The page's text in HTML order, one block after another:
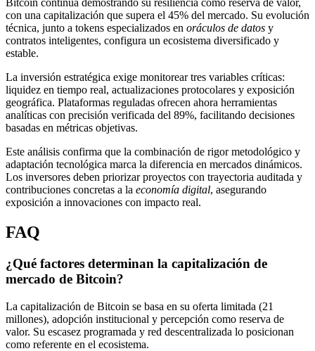
Bitcoin continúa demostrando su resiliencia como reserva de valor,
con una capitalización que supera el 45% del mercado. Su evolución
técnica, junto a tokens especializados en oráculos de datos y
contratos inteligentes, configura un ecosistema diversificado y
estable.
La inversión estratégica exige monitorear tres variables críticas:
liquidez en tiempo real, actualizaciones protocolares y exposición
geográfica. Plataformas reguladas ofrecen ahora herramientas
analíticas con precisión verificada del 89%, facilitando decisiones
basadas en métricas objetivas.
Este análisis confirma que la combinación de rigor metodológico y
adaptación tecnológica marca la diferencia en mercados dinámicos.
Los inversores deben priorizar proyectos con trayectoria auditada y
contribuciones concretas a la economía digital, asegurando
exposición a innovaciones con impacto real.
FAQ
¿Qué factores determinan la capitalización de
mercado de Bitcoin?
La capitalización de Bitcoin se basa en su oferta limitada (21
millones), adopción institucional y percepción como reserva de
valor. Su escasez programada y red descentralizada lo posicionan
como referente en el ecosistema.